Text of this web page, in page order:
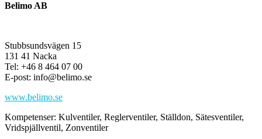
Belimo AB
Stubbsundsvägen 15
131 41 Nacka
Tel: +46 8 464 07 00
E-post: info@belimo.se
www.belimo.se
Kompetenser: Kulventiler, Reglerventiler, Ställdon, Sätesventiler,
Vridspjällventil, Zonventiler